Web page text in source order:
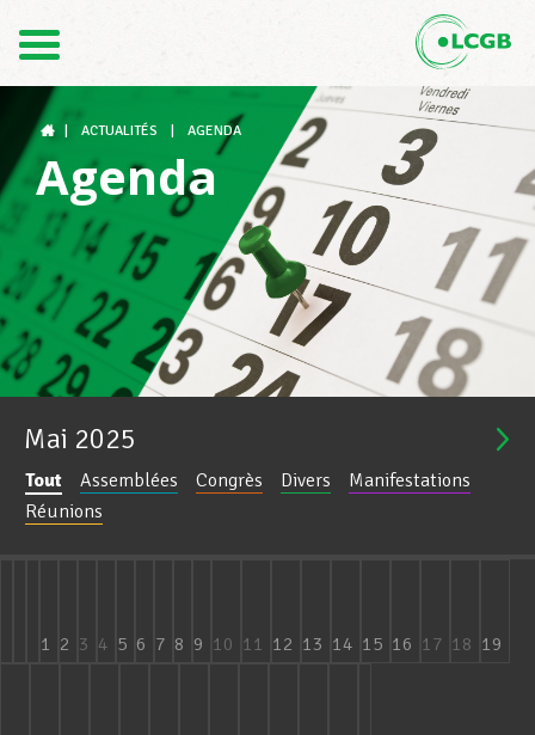
DE
Le LCGB
Structures syndicales
Assistance au Travail
Vos droits
ACTUALITÉS AGENDA
Agenda
Mai 2025
Tout Assemblées Congrès Divers
Manifestations
Réunions
1 2 3 4 5 6 7 8 9 10 11 12 13 14 15 16 17 18 19